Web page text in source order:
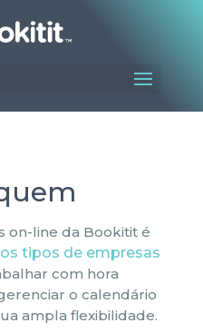
on-line da Bookitit é
tipos de empresas
com hora
o calendário
ampla flexibilidade.